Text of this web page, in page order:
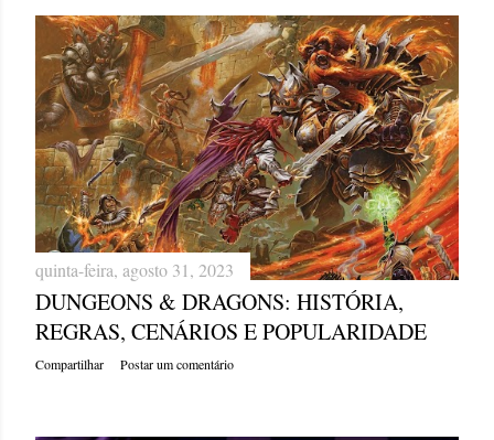
quinta-feira, agosto 31, 2023
DUNGEONS & DRAGONS: HISTÓRIA,
REGRAS, CENÁRIOS E POPULARIDADE
Compartilhar Postar um comentário